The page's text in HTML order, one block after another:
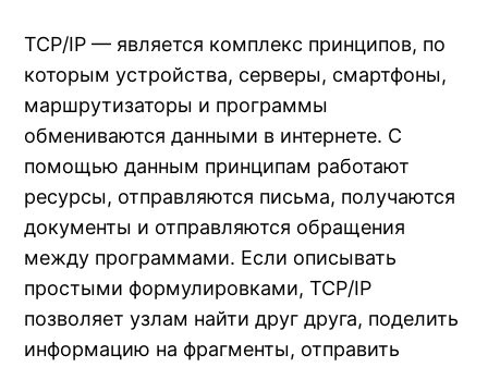
TCP/IP — является комплекс принципов, по
которым устройства, серверы, смартфоны,
маршрутизаторы и программы
обмениваются данными в интернете. С
помощью данным принципам работают
ресурсы, отправляются письма, получаются
документы и отправляются обращения
между программами. Если описывать
простыми формулировками, TCP/IP
позволяет узлам найти друг друга, поделить
информацию на фрагменты, отправить